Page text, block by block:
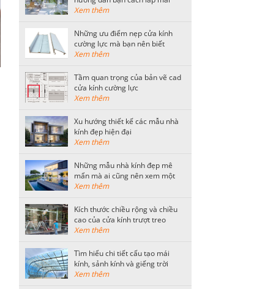
kính an toàn
Xem thêm
Những ưu điểm nẹp cửa kính
cường lực mà bạn nên biết
Xem thêm
Tầm quan trọng của bản vẽ cad
cửa kính cường lực
Xem thêm
Xu hướng thiết kế các mẫu nhà
kính đẹp hiện đại
Xem thêm
Những mẫu nhà kính đẹp mê
mẩn mà ai cũng nên xem một
lần
Xem thêm
Kích thước chiều rộng và chiều
cao của cửa kính trượt treo
thông dụng
Xem thêm
Tìm hiểu chi tiết cấu tạo mái
kính, sảnh kính và giếng trời
bằng kính cường lực
Xem thêm